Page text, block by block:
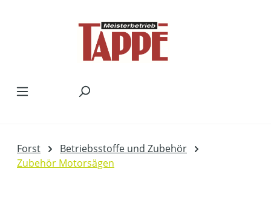
Forst
Betriebsstoffe und Zubehör
Zubehör Motorsägen